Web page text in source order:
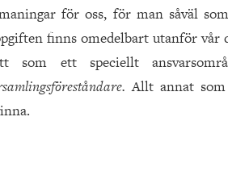
för oss, för man såväl
finns omedelbart utanför vår
som ett speciellt
Allt annat